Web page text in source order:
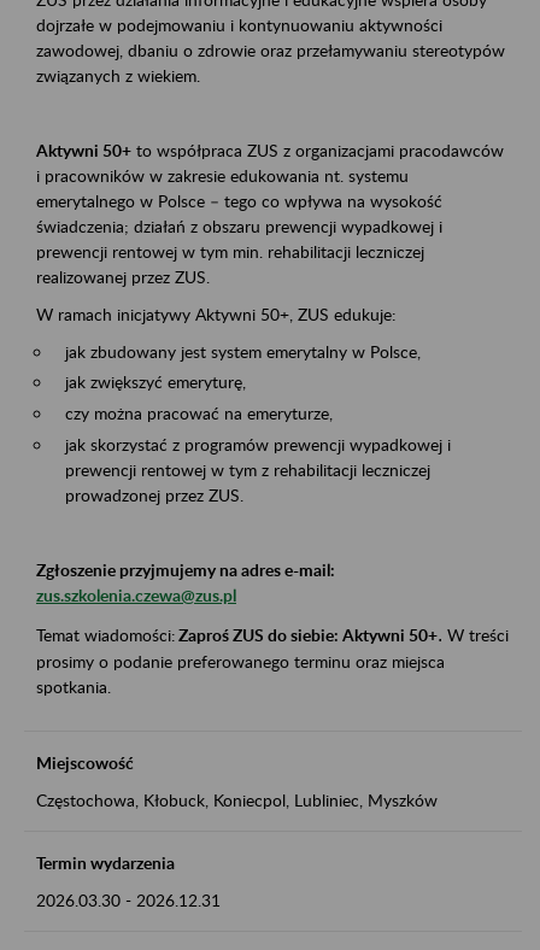
dojrzałe w podejmowaniu i kontynuowaniu aktywności
zawodowej, dbaniu o zdrowie oraz przełamywaniu stereotypów
związanych z wiekiem.
Aktywni 50+ to współpraca ZUS z organizacjami pracodawców
i pracowników w zakresie edukowania nt. systemu
emerytalnego w Polsce – tego co wpływa na wysokość
świadczenia; działań z obszaru prewencji wypadkowej i
prewencji rentowej w tym min. rehabilitacji leczniczej
realizowanej przez ZUS.
W ramach inicjatywy Aktywni 50+, ZUS edukuje:
jak zbudowany jest system emerytalny w Polsce,
jak zwiększyć emeryturę,
czy można pracować na emeryturze,
jak skorzystać z programów prewencji wypadkowej i
prewencji rentowej w tym z rehabilitacji leczniczej
prowadzonej przez ZUS.
Zgłoszenie przyjmujemy na adres e-mail:
zus.szkolenia.czewa@zus.pl
Temat wiadomości:Zaproś ZUS do siebie: Aktywni 50+. W treści
prosimy o podanie preferowanego terminu oraz miejsca
spotkania.
Miejscowość
Częstochowa, Kłobuck, Koniecpol, Lubliniec, Myszków
Termin wydarzenia
2026.03.30 - 2026.12.31